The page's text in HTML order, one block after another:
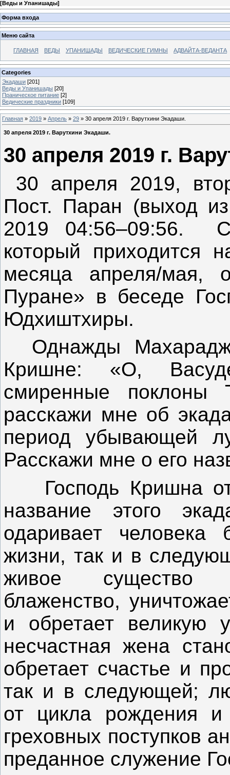
[Веды и Упанишады]
Форма входа
Меню сайта
ГЛАВНАЯ ВЕДЫ УПАНИШАДЫ ВЕДИЧЕСКИЕ ГИМНЫ АДВАЙТА-ВЕДАНТА
Categories
Экадаши [201]
Веды и Упанишады [20]
Праническое питание [2]
Ведические праздники [109]
Главная » 2019 » Апрель » 29 » 30 апреля 2019 г. Варутхини Экадаши.
30 апреля 2019 г. Варутхини Экадаши.
30 апреля 2019 г.
30 апреля 2019,
Пост. Паран (выход
2019 04:56–09:56.
который приходится
месяца апреля/мая,
Пуране» в беседе
Юдхиштхиры.
Однажды
Кришне: «О,
смиренные поклоны
расскажи мне об
период убывающей
Расскажи мне о его
Господь Кришна
название этого
одаривает
жизни, так и в
живое существо
блаженство,
и обретает великую
несчастная жена
обретает счастье и
так и в следующей;
от цикла рождения
греховных поступков
преданное служение